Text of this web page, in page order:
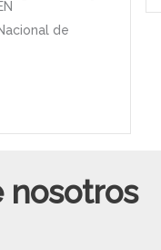
de
nosotros